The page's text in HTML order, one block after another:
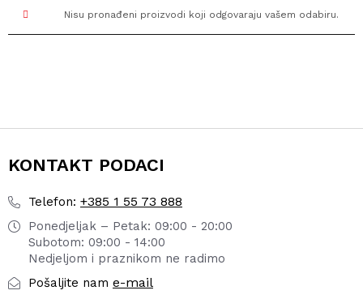
Nisu pronađeni proizvodi koji odgovaraju vašem odabiru.
KONTAKT PODACI
Telefon: +385 1 55 73 888
Ponedjeljak – Petak: 09:00 - 20:00
Subotom: 09:00 - 14:00
Nedjeljom i praznikom ne radimo
Pošaljite nam e-mail